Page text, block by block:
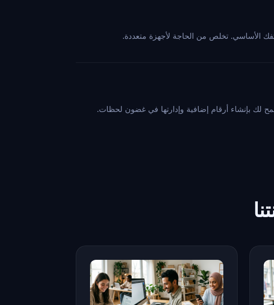
الأساسي. تخلص من الحاجة لأجهزة متعددة.
لك بإنشاء أرقام إضافية وإدارتها في غضون لحظات.